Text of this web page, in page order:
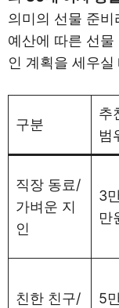
의미의 선물 준
예산에 따른 선
인 계획을 세우
구분
추
범
직장 동료/
가벼운 지
인
3
만
친한 친구/
5